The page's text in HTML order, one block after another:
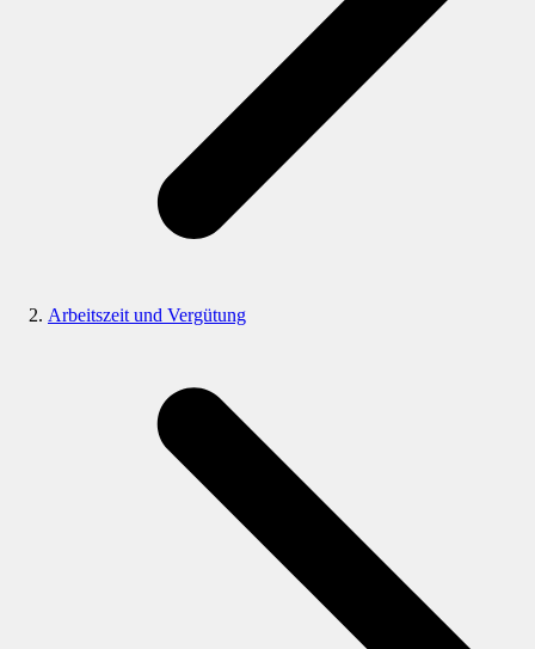
Arbeitszeit und Vergütung